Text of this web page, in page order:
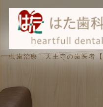
虫歯治療｜天王寺の歯医者